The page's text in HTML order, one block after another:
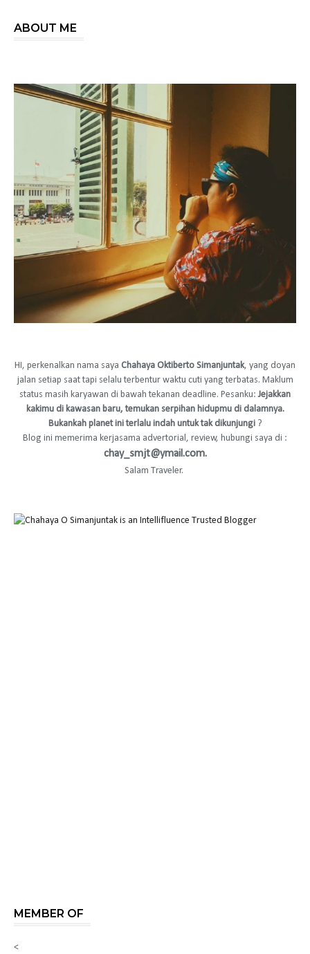
ABOUT ME
HI, perkenalkan nama saya Chahaya Oktiberto Simanjuntak, yang doyan
jalan setiap saat tapi selalu terbentur waktu cuti yang terbatas. Maklum
status masih karyawan di bawah tekanan deadline. Pesanku:Jejakkan
kakimu di kawasan baru, temukan serpihan hidupmu di dalamnya.
Bukankah planet ini terlalu indah untuk tak dikunjungi?
Blog ini memerima kerjasama advertorial, review, hubungi saya di :
chay_smjt@ymail.com.
Salam Traveler.
MEMBER OF
<